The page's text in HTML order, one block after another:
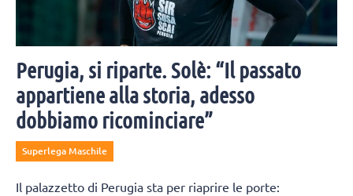
Perugia, si riparte. Solè: “Il passato
appartiene alla storia, adesso
dobbiamo ricominciare”
Superlega Maschile
Il palazzetto di Perugia sta per riaprire le porte: